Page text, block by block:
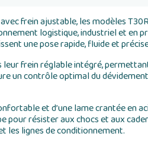
frein ajustable, les modèles
logistique, industriel et en
une pose rapide, fluide et
frein réglable intégré,
un contrôle optimal du
et d’une lame crantée en
pour résister aux chocs et aux
les lignes de conditionnement.